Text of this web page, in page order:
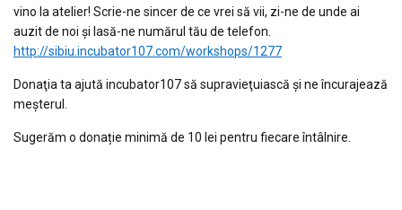
vino la atelier! Scrie-ne sincer de ce vrei să vii, zi-ne de unde ai
auzit de noi și lasă-ne numărul tău de telefon.
http://sibiu.incubator107.com/workshops/1277
Donaţia ta ajută incubator107 să supravieţuiască și ne încurajează
meşterul.
Sugerăm o donație minimă de 10 lei pentru fiecare întâlnire.